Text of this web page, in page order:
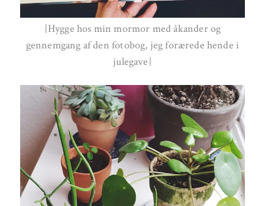
{Hygge hos min mormor med åkander og
gennemgang af den fotobog, jeg forærede hende i
julegave}